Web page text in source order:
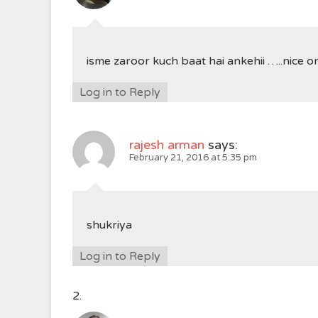
isme zaroor kuch baat hai ankehii …..nice
Log in to Reply
rajesh arman says:
February 21, 2016 at 5:35 pm
shukriya
Log in to Reply